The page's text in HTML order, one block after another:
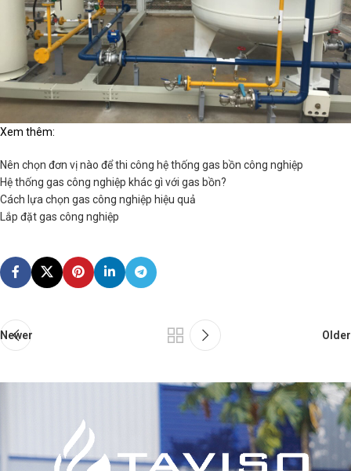
Xem thêm:
Nên chọn đơn vị nào để thi công hệ thống gas bồn công nghiệp
Hệ thống gas công nghiệp khác gì với gas bồn?
Cách lựa chọn gas công nghiệp hiệu quả
Lắp đặt gas công nghiệp
Newer Older